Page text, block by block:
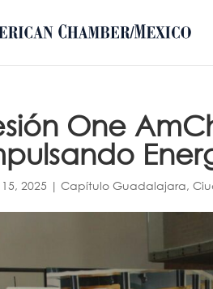
One
2025 |Capítulo Guadalajara,